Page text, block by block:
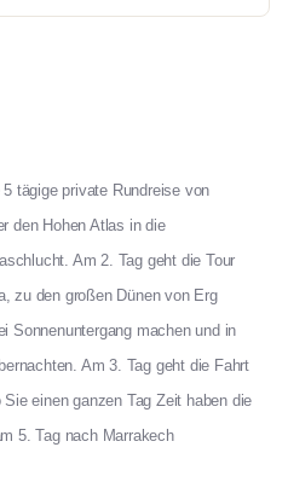
tägige private Rundreise von
den Hohen Atlas in die
Am 2. Tag geht die Tour
zu den großen Dünen von Erg
Sonnenuntergang machen und in
Am 3. Tag geht die Fahrt
einen ganzen Tag Zeit haben die
5. Tag nach Marrakech